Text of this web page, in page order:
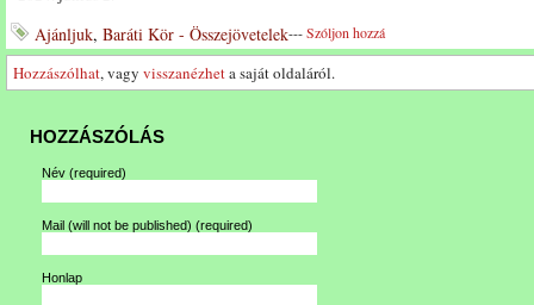
Ajánljuk, Baráti Kör - Összejövetelek---Szóljon hozzá
Hozzászólhat, vagy visszanézheta saját oldaláról.
HOZZÁSZÓLÁS
Név (required)
Mail (will not be published) (required)
Honlap